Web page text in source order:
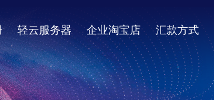
轻云服务器 企业淘宝店 汇款方式